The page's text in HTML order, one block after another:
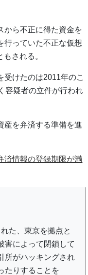
から不正に得た資金を
行っていた不正な仮想
される。
受けたのは2011年のこ
容疑者の立件が行われ
産を弁済する準備を進
済情報の登録期限が満
た、東京を拠点と
害によって閉鎖して
所がハッキングされ
たりすることを